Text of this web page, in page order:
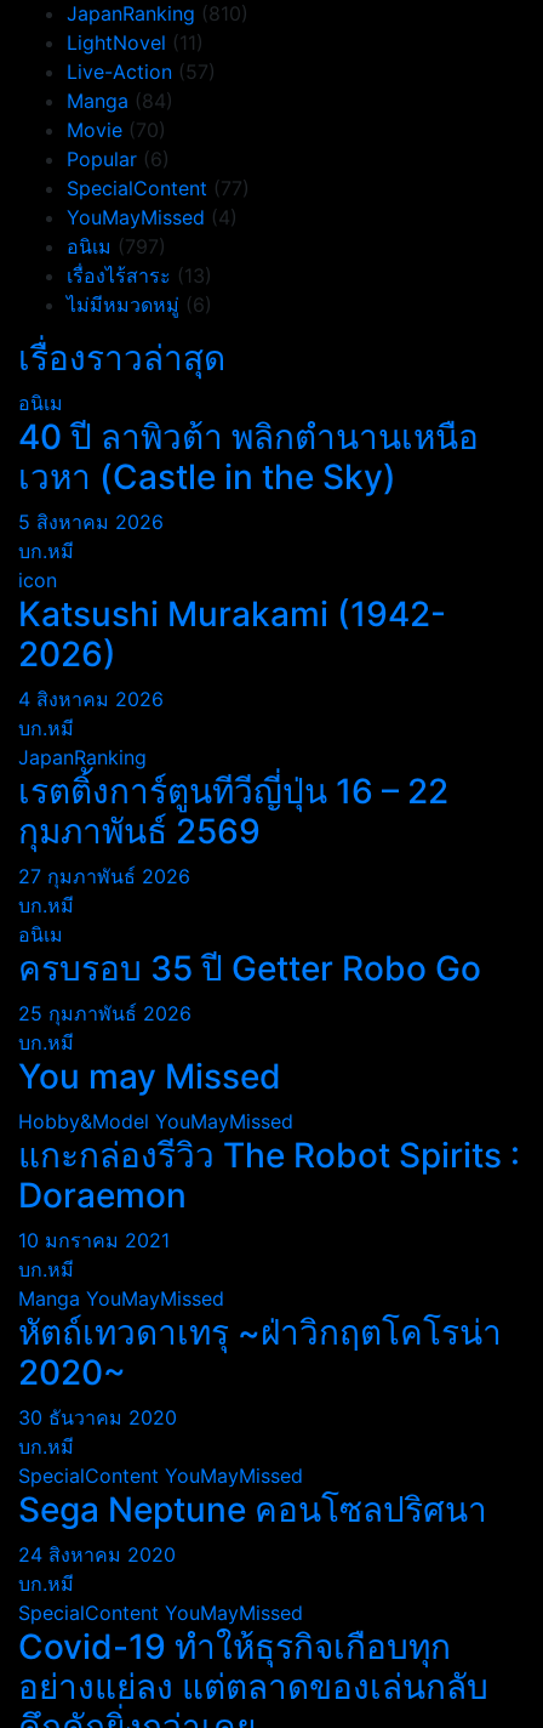
JapanRanking (810)
LightNovel (11)
Live-Action (57)
Manga (84)
Movie (70)
Popular (6)
SpecialContent (77)
YouMayMissed (4)
อนิเม (797)
เรื่องไร้สาระ (13)
ไม่มีหมวดหมู่ (6)
เรื่องราวล่าสุด
อนิเม
40 ปี ลาพิวต้า พลิกตำนานเหนือ
เวหา (Castle in the Sky)
5 สิงหาคม 2026
บก.หมี
icon
Katsushi Murakami (1942-
2026)
4 สิงหาคม 2026
บก.หมี
JapanRanking
เรตติ้งการ์ตูนทีวีญี่ปุ่น 16 – 22
กุมภาพันธ์ 2569
27 กุมภาพันธ์ 2026
บก.หมี
อนิเม
ครบรอบ 35 ปี Getter Robo Go
25 กุมภาพันธ์ 2026
บก.หมี
You may Missed
Hobby&Model YouMayMissed
แกะกล่องรีวิว The Robot Spirits :
Doraemon
10 มกราคม 2021
บก.หมี
Manga YouMayMissed
หัตถ์เทวดาเทรุ ~ฝ่าวิกฤตโคโรน่า
2020~
30 ธันวาคม 2020
บก.หมี
SpecialContent YouMayMissed
Sega Neptune คอนโซลปริศนา
24 สิงหาคม 2020
บก.หมี
SpecialContent YouMayMissed
Covid-19 ทำให้ธุรกิจเกือบทุก
อย่างแย่ลง แต่ตลาดของเล่นกลับ